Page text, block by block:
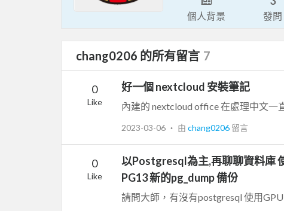
個人背景 發問
chang0206 的所有留言 7
0
Like
好一個 nextcloud 安裝筆記
2023-03-06 ‧ 由 chang0206 留言
0
Like
以Postgresql為主,再聊聊資料庫
PG13 新的pg_dump 備份
請問大師，有沒有postgresql 使用